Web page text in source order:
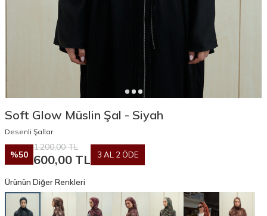
Soft Glow Müslin Şal - Siyah
Desenli Şallar
%50
1.200,00TL
600,00 TL 3 AL 2 ÖDE
Ürünün Diğer Renkleri